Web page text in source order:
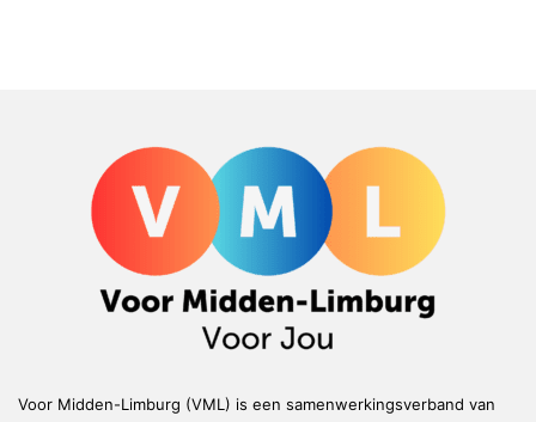
Voor Midden-Limburg (VML) is een samenwerkingsverband van